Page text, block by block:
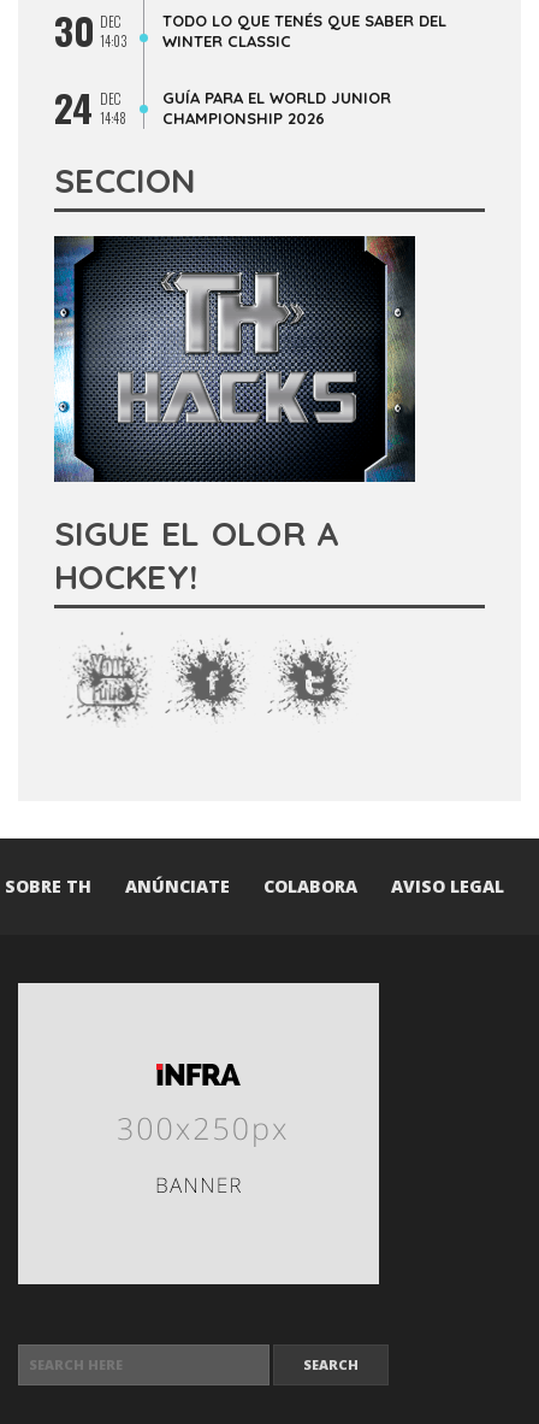
30 DEC
14:03
TODO LO QUE TENÉS QUE SABER DEL
WINTER CLASSIC
24 DEC
14:48
GUÍA PARA EL WORLD JUNIOR
CHAMPIONSHIP 2026
SECCION
SIGUE EL OLOR A
HOCKEY!
SOBRE TH ANÚNCIATE COLABORA AVISO LEGAL